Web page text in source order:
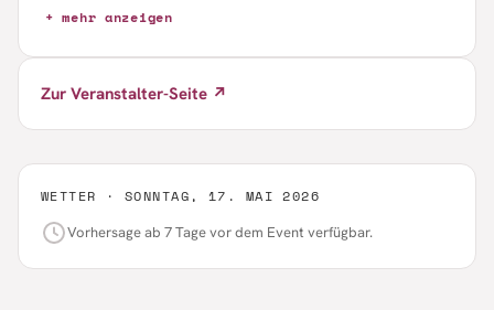
Die Anmeldung ist bis 10. Mai 2026 geöffnet. Das
Karlsruher Lemmingen organisiert.
+ mehr anzeigen
Zur Veranstalter-Seite ↗
WETTER · SONNTAG, 17. MAI 2026
Vorhersage ab 7 Tage vor dem Event verfügbar.